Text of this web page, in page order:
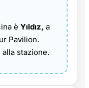
è Yıldız, a
Pavilion.
stazione.